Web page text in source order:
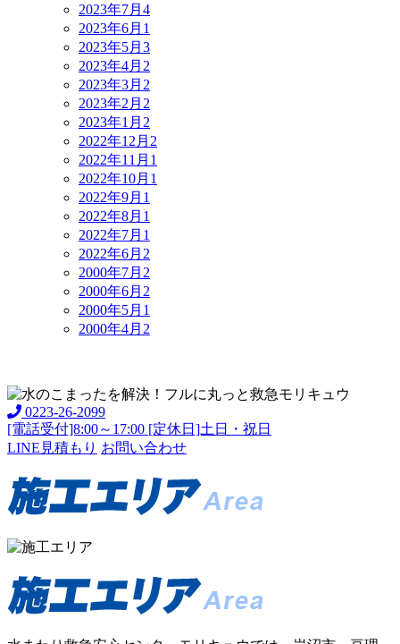
2023年7月 4
2023年6月 1
2023年5月 3
2023年4月 2
2023年3月 2
2023年2月 2
2023年1月 2
2022年12月 2
2022年11月 1
2022年10月 1
2022年9月 1
2022年8月 1
2022年7月 1
2022年6月 2
2000年7月 2
2000年6月 2
2000年5月 1
2000年4月 2
0223-26-2099
[電話受付]8:00～17:00 [定休日]土日・祝日
LINE見積もり お問い合わせ